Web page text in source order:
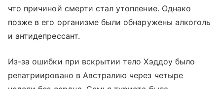
что причиной смерти стал утопление. Однако
позже в его организме были обнаружены алкоголь
и антидепрессант.
Из-за ошибки при вскрытии тело Хэддоу было
репатриировано в Австралию через четыре